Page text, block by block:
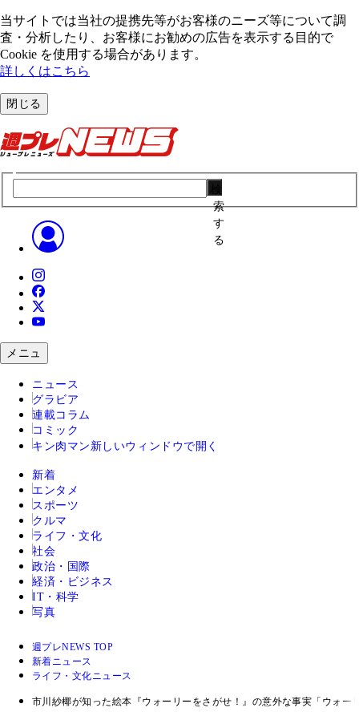
当サイトでは当社の提携先等がお客様のニーズ等について調
査・分析したり、お客様にお勧めの広告を表⽰する⽬的で
Cookie を使⽤する場合があります。
詳しくはこちら
閉じる
索
す
る
メニュ
ニュース
グラビア
連載コラム
コミック
キン肉マン 新しいウィンドウで開く
新着
エンタメ
スポーツ
クルマ
ライフ・文化
社会
政治・国際
経済・ビジネス
IT・科学
写真
週プレNEWS TOP
新着ニュース
ライフ・文化ニュース
市川紗椰が知った絵本『ウォーリーをさがせ！』の意外な事実「ウォー